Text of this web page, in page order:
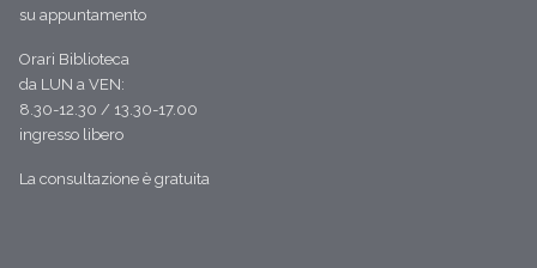
su appuntamento
Orari Biblioteca
da LUN a VEN:
8.30-12.30 / 13.30-17.00
ingresso libero
La consultazione è gratuita